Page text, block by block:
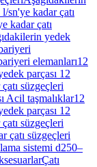
l/sn'ye kadar çatı
kadar çatı
yedek
elemanları12
parçası 12
süzgeçleri
Acil taşmalıklar12
parçası 12
süzgeçleri
çatı süzgeçleri
sistemi d250–
Çatı